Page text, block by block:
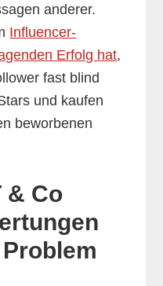
anderer.
Influencer-
Erfolg hat,
fast blind
und kaufen
beworbenen
& Co